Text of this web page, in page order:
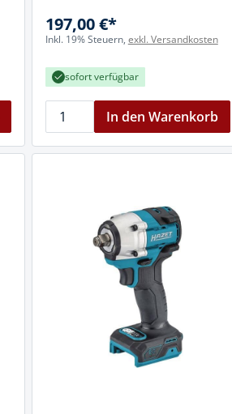
197,00 €*
Inkl. 19% Steuern, exkl. Versandkosten
sofort verfügbar
In den Warenkorb